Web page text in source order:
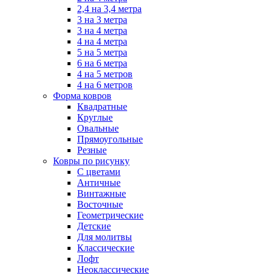
2,4 на 3,4 метра
3 на 3 метра
3 на 4 метра
4 на 4 метра
5 на 5 метра
6 на 6 метра
4 на 5 метров
4 на 6 метров
Форма ковров
Квадратные
Круглые
Овальные
Прямоугольные
Резные
Ковры по рисунку
C цветами
Античные
Винтажные
Восточные
Геометрические
Детские
Для молитвы
Классические
Лофт
Неоклассические